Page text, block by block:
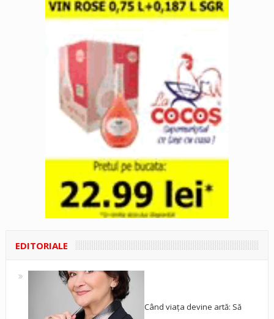
EDITORIALE
Când viața devine artă: Să